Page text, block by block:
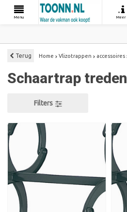
Menu
+
Meer
Terug Home Vlizotrappen accessoires
Schaartrap treden
Filters